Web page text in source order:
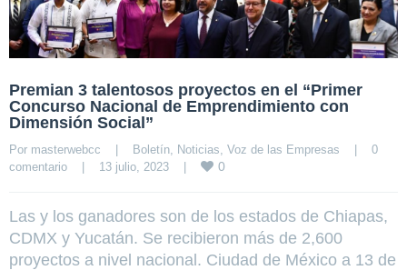
Premian 3 talentosos proyectos en el “Primer
Concurso Nacional de Emprendimiento con
Dimensión Social”
Por masterwebcc | Boletín Noticias Voz de las Empresas |
0
comentario
| 13 julio, 2023 | 0
Las y los ganadores son de los estados de Chiapas,
CDMX y Yucatán. Se recibieron más de 2,600
proyectos a nivel nacional. Ciudad de México a 13 de